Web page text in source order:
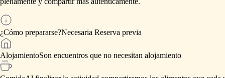
¿Cómo prepararse?Necesaria Reserva previa
AlojamientoSon encuentros que no necesitan alojamiento